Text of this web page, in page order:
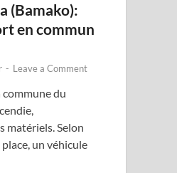
(Bamako):
en commun
- Leave a Comment
du
matériels. Selon
un véhicule